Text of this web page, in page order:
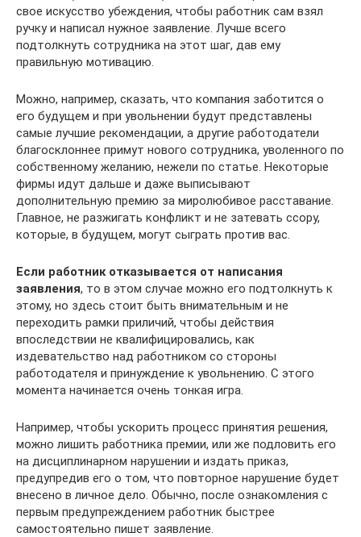
свое искусство убеждения, чтобы работник сам взял
ручку и написал нужное заявление. Лучше всего
подтолкнуть сотрудника на этот шаг, дав ему
правильную мотивацию.
Можно, например, сказать, что компания заботится о
его будущем и при увольнении будут представлены
самые лучшие рекомендации, а другие работодатели
благосклоннее примут нового сотрудника, уволенного по
собственному желанию, нежели по статье. Некоторые
фирмы идут дальше и даже выписывают
дополнительную премию за миролюбивое расставание.
Главное, не разжигать конфликт и не затевать ссору,
которые, в будущем, могут сыграть против вас.
Если работник отказывается от написания
заявления, то в этом случае можно его подтолкнуть к
этому, но здесь стоит быть внимательным и не
переходить рамки приличий, чтобы действия
впоследствии не квалифицировались, как
издевательство над работником со стороны
работодателя и принуждение к увольнению. С этого
момента начинается очень тонкая игра.
Например, чтобы ускорить процесс принятия решения,
можно лишить работника премии, или же подловить его
на дисциплинарном нарушении и издать приказ,
предупредив его о том, что повторное нарушение будет
внесено в личное дело. Обычно, после ознакомления с
первым предупреждением работник быстрее
самостоятельно пишет заявление.